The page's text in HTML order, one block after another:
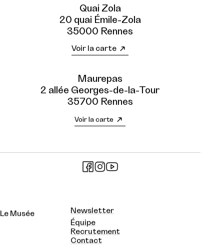
Quai Zola
20 quai Émile-Zola
35000 Rennes
Voir la carte
Maurepas
2 allée Georges-de-la-Tour
35700 Rennes
Voir la carte
Le Musée
Newsletter
Équipe
Recrutement
Contact